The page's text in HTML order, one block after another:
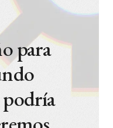
para
podría